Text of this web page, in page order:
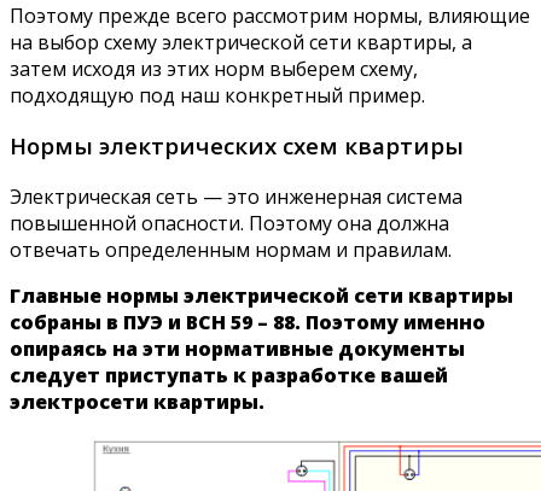
Поэтому прежде всего рассмотрим нормы, влияющие
на выбор схему электрической сети квартиры, а
затем исходя из этих норм выберем схему,
подходящую под наш конкретный пример.
Нормы электрических схем квартиры
Электрическая сеть — это инженерная система
повышенной опасности. Поэтому она должна
отвечать определенным нормам и правилам.
Главные нормы электрической сети квартиры
собраны в ПУЭ и ВСН 59 – 88. Поэтому именно
опираясь на эти нормативные документы
следует приступать к разработке вашей
электросети квартиры.